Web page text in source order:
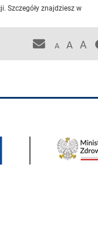
Szczegóły znajdziesz w
A A A